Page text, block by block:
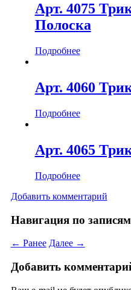
Арт. 4075
Полоска
Подробнее
Арт. 4060
Подробнее
Арт. 4065
Подробнее
Добавить комментарий
Навигация по записям
← Ранее Далее →
Добавить